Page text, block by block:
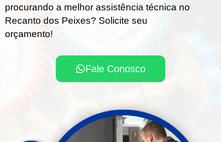
procurando a melhor assistência técnica no
Recanto dos Peixes? Solicite seu
orçamento!
Fale Conosco